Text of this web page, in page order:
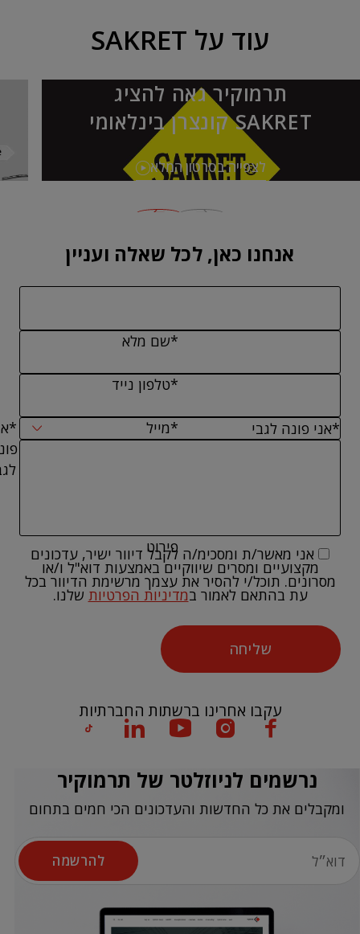
עוד על SAKRET
תרמוקיר גאה להציג
SAKRET קונצרן בינלאומי
לצפייה בסרטון המלא
אנחנו כאן, לכל שאלה ועניין
*שם מלא
*טלפון נייד
*מייל
פירוט
אני מאשר/ת ומסכימ/ה לקבל דיוור ישיר, עדכונים
מקצועיים ומסרים שיווקיים באמצעות דוא"ל ו/או
מסרונים. תוכל/י להסיר את עצמך מרשימת הדיוור בכל
עת בהתאם לאמור במדיניות הפרטיות שלנו.
שליחה
עקבו אחרינו ברשתות החברתיות
נרשמים לניוזלטר של תרמוקיר
ומקבלים את כל החדשות והעדכונים הכי חמים בתחום
להרשמה